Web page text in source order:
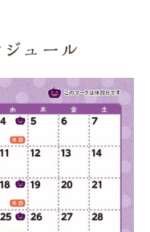
ュール